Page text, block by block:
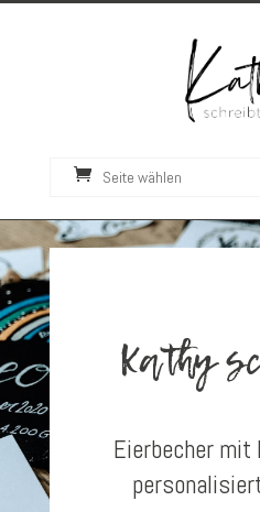
Seite wählen
Kathy
Eierbecher mit